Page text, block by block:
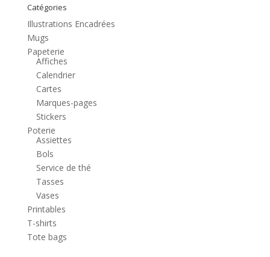
Catégories
Illustrations Encadrées
Mugs
Papeterie
Affiches
Calendrier
Cartes
Marques-pages
Stickers
Poterie
Assiettes
Bols
Service de thé
Tasses
Vases
Printables
T-shirts
Tote bags